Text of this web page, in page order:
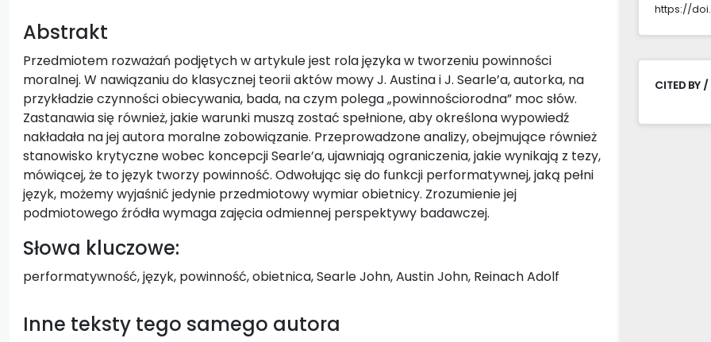
Abstrakt
Przedmiotem rozważań podjętych w artykule jest rola języka w tworzeniu powinności
moralnej. W nawiązaniu do klasycznej teorii aktów mowy J. Austina i J. Searle’a, autorka, na
przykładzie czynności obiecywania, bada, na czym polega „powinnościorodna” moc słów.
Zastanawia się również, jakie warunki muszą zostać spełnione, aby określona wypowiedź
nakładała na jej autora moralne zobowiązanie. Przeprowadzone analizy, obejmujące również
stanowisko krytyczne wobec koncepcji Searle’a, ujawniają ograniczenia, jakie wynikają z tezy,
mówiącej, że to język tworzy powinność. Odwołując się do funkcji performatywnej, jaką pełni
język, możemy wyjaśnić jedynie przedmiotowy wymiar obietnicy. Zrozumienie jej
podmiotowego źródła wymaga zajęcia odmiennej perspektywy badawczej.
Słowa kluczowe:
performatywność, język, powinność, obietnica, Searle John, Austin John, Reinach Adolf
Inne teksty tego samego autora
https://
CITED BY /